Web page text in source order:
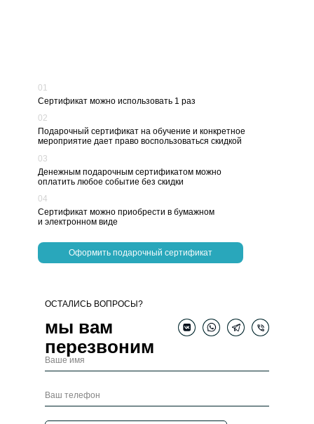
Денежным подарочным сертификатом можно
оплатить любое событие без скидки
01
03
02
04
Сертификат можно использовать 1 раз
Подарочный сертификат на обучение и конкретное
мероприятие дает право воспользоваться скидкой
Сертификат можно приобрести в бумажном
и электронном виде
Оформить подарочный сертификат
мы вам
перезвоним
ОСТАЛИСЬ ВОПРОСЫ?